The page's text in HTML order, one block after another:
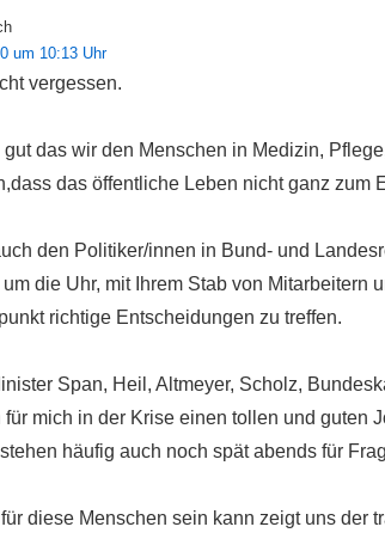
um 10:13 Uhr
vergessen.
das wir den Menschen in Medizin,
das öffentliche Leben nicht ganz zum
den Politiker/innen in Bund- und
die Uhr, mit Ihrem Stab von Mitarbeitern
richtige Entscheidungen zu treffen.
Span, Heil, Altmeyer, Scholz,
für mich in der Krise einen tollen und guten
häufig auch noch spät abends für
diese Menschen sein kann zeigt uns der